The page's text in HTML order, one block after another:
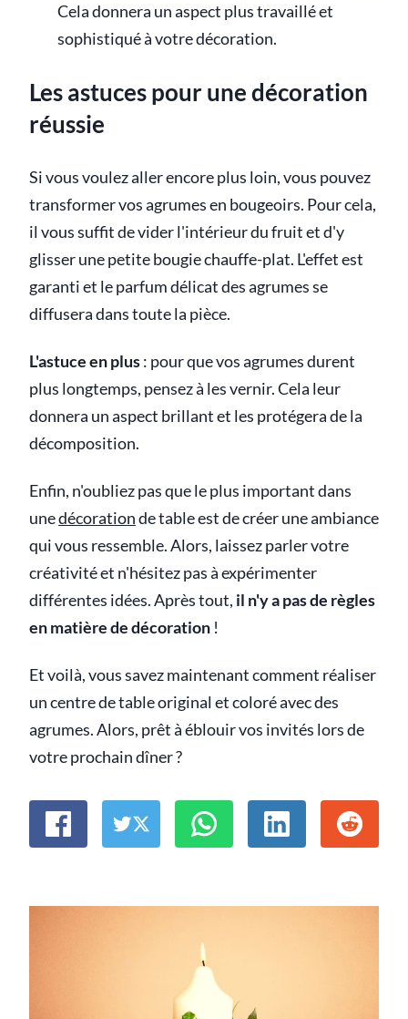
Cela donnera un aspect plus travaillé et
sophistiqué à votre décoration.
Les astuces pour une décoration
réussie
Si vous voulez aller encore plus loin, vous pouvez
transformer vos agrumes en bougeoirs. Pour cela,
il vous suffit de vider l'intérieur du fruit et d'y
glisser une petite bougie chauffe-plat. L'effet est
garanti et le parfum délicat des agrumes se
diffusera dans toute la pièce.
L'astuce en plus: pour que vos agrumes durent
plus longtemps, pensez à les vernir. Cela leur
donnera un aspect brillant et les protégera de la
décomposition.
Enfin, n'oubliez pas que le plus important dans
unedécorationde table est de créer une ambiance
qui vous ressemble. Alors, laissez parler votre
créativité et n'hésitez pas à expérimenter
différentes idées. Après tout, il n'y a pas de règles
en matière de décoration !
Et voilà, vous savez maintenant comment réaliser
un centre de table original et coloré avec des
agrumes. Alors, prêt à éblouir vos invités lors de
votre prochain dîner ?